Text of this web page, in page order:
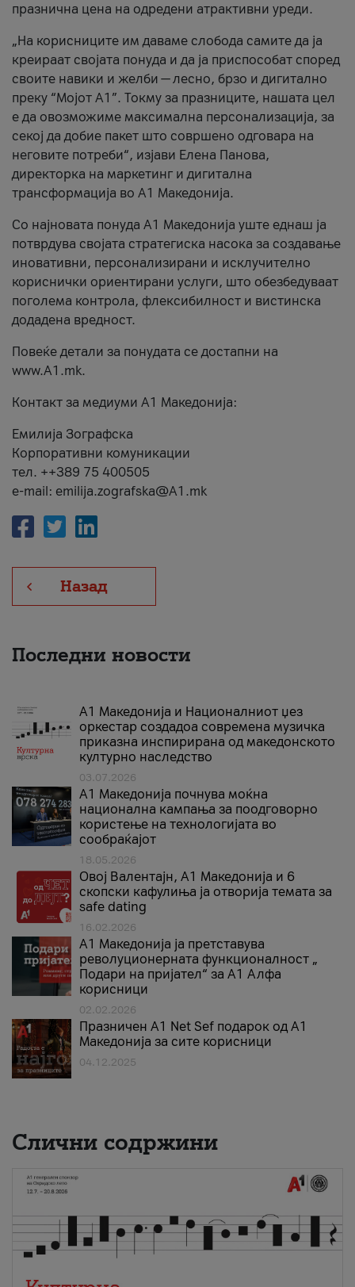
празнична цена на одредени атрактивни уреди.
„На корисниците им даваме слобода самите да ја
креираат својата понуда и да ја приспособат според
своите навики и желби — лесно, брзо и дигитално
преку “Мојот А1”. Токму за празниците, нашата цел
е да овозможиме максимална персонализација, за
секој да добие пакет што совршено одговара на
неговите потреби“, изјави Елена Панова,
директорка на маркетинг и дигитална
трансформација во А1 Македонија.
Со најновата понуда А1 Македонија уште еднаш ја
потврдува својата стратегиска насока за создавање
иновативни, персонализирани и исклучително
кориснички ориентирани услуги, што обезбедуваат
поголема контрола, флексибилност и вистинска
додадена вредност.
Повеќе детали за понудата се достапни на
www.А1.mk.
Контакт за медиуми А1 Македонија:
Емилија Зографска
Корпоративни комуникации
тел. ++389 75 400505
e-mail: emilija.zografska@A1.mk
Назад
Последни новости
А1 Македонија и Националниот џез
оркестар создадоа современа музичка
приказна инспирирана од македонското
културно наследство
03.07.2026
A1 Македонија почнува моќна
национална кампања за поодговорно
користење на технологијата во
сообраќајот
18.05.2026
Овој Валентајн, A1 Македонија и 6
скопски кафулиња ја отворија темата за
safe dating
16.02.2026
А1 Македонија ја претставува
револуционерната функционалност „
Подари на пријател“ за А1 Алфа
корисници
02.02.2026
Празничен A1 Net Sеf подарок од А1
Македонија за сите корисници
04.12.2025
Слични содржини